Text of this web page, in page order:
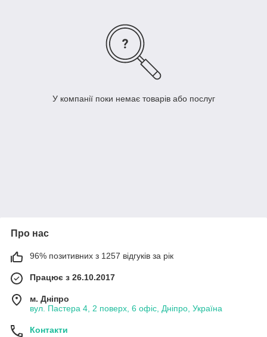
У компанії поки немає товарів або послуг
Про нас
96% позитивних з 1257 відгуків за рік
Працює з 26.10.2017
м. Дніпро
вул. Пастера 4, 2 поверх, 6 офіс, Дніпро, Україна
Контакти